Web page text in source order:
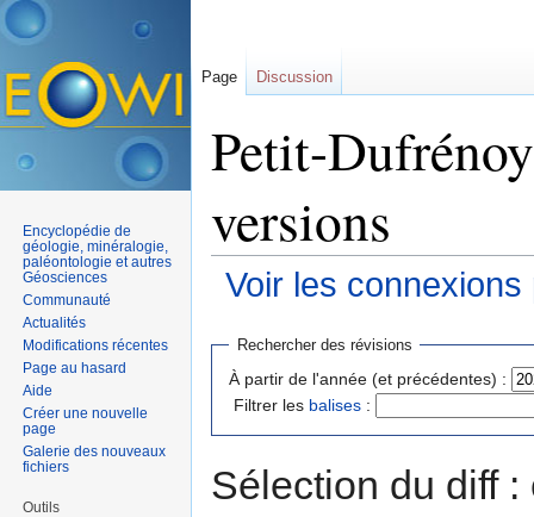
Petit-
versions
Voir les
Rechercher des révisions
À partir de l'année (et précédentes) :
Filtrer les balises :
Sélection du diff
Page Discussion
Encyclopédie de
géologie, minéralogie,
paléontologie et autres
Géosciences
Communauté
Actualités
Modifications récentes
Page au hasard
Aide
Créer une nouvelle
page
Galerie des nouveaux
fichiers
Outils